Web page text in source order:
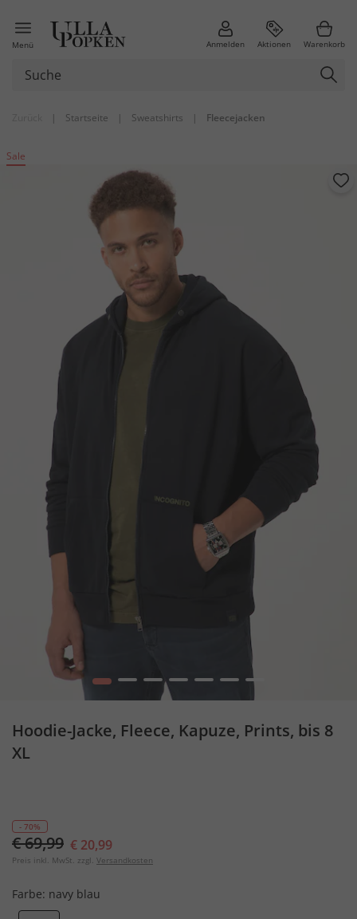
Menü Anmelden Aktionen Warenkorb
| Startseite | Sweatshirts | Fleecejacken
Sale
1 2 3 4 5 6 7
Hoodie-Jacke, Fleece, Kapuze, Prints, bis 8
XL
- 70%
€ 69,99 € 20,99
Preis inkl. MwSt. zzgl. Versandkosten
Farbe: navy blau